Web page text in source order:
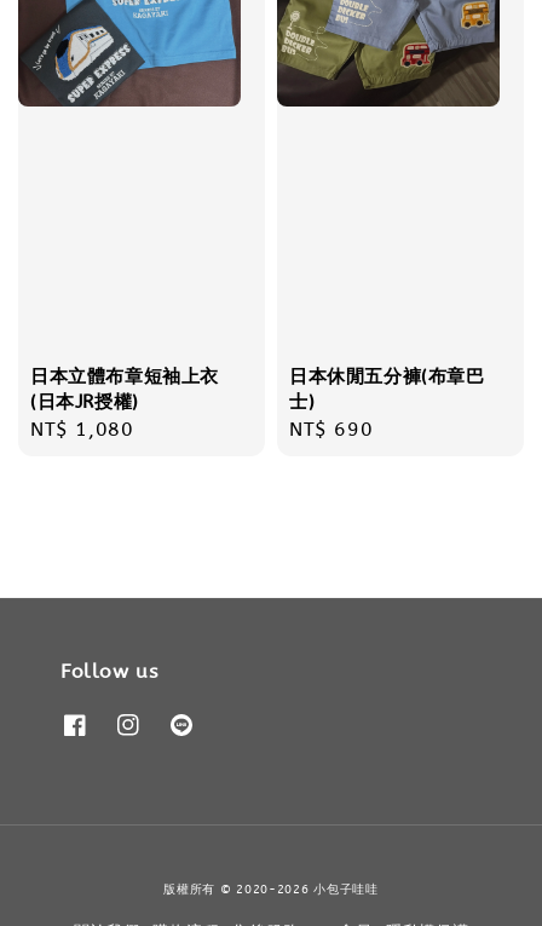
日本立體布章短袖上衣
(日本JR授權)
Regular
NT$ 1,080
日本休閒五分褲(布章巴
士)
Regular
NT$ 690
Follow us
版權所有 © 2020-2026 小包子哇哇